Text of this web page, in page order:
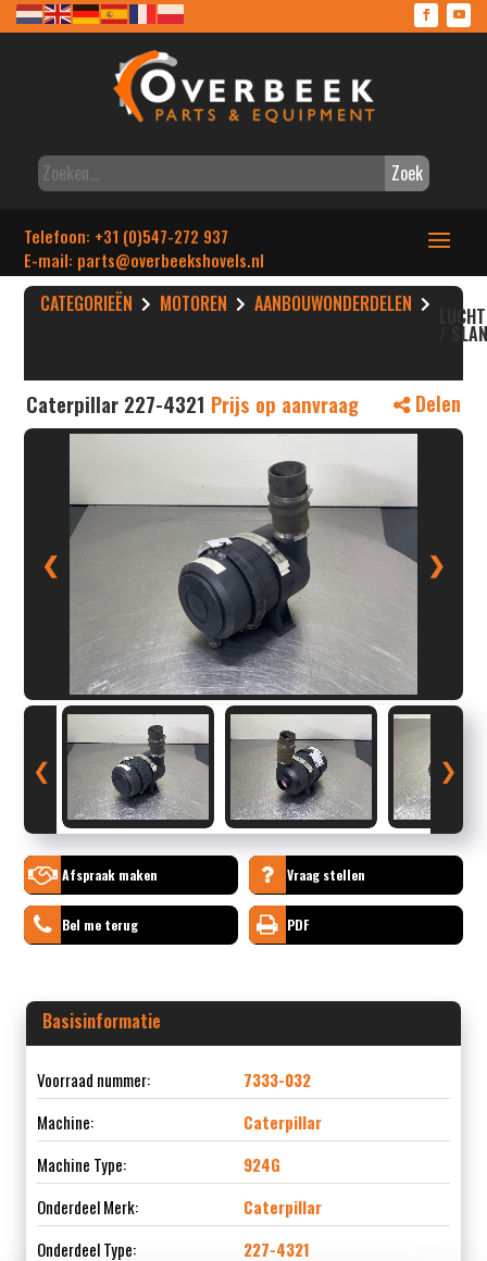
Zoek
Telefoon: +31 (0)547-272 937
E-mail: parts@overbeekshovels.nl
CATEGORIEËN MOTOREN AANBOUWONDERDELEN
/
Caterpillar 227-4321 Prijs op aanvraag Delen
❮ ❯
❮ ❯
Afspraak maken Vraag stellen
Bel me terug PDF
Basisinformatie
Voorraad nummer:
7333-032
Machine:
Caterpillar
Machine Type:
924G
Onderdeel Merk:
Caterpillar
Onderdeel Type:
227-4321